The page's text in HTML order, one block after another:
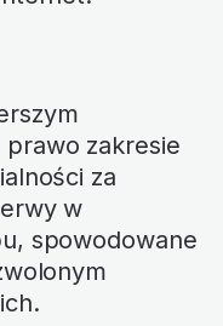
zakresie
za
w
spowodowane